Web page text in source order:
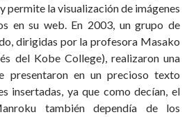
permite la visualización de imágenes
en su web. En 2003, un grupo de
dirigidas por la profesora Masako
del Kobe College), realizaron una
presentaron en un precioso texto
insertadas, ya que como decían, el
también dependía de los